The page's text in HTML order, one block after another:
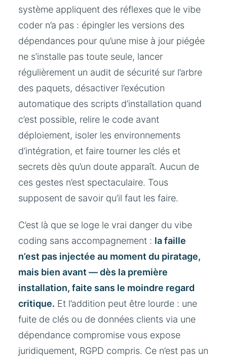
système appliquent des réflexes que le vibe
coder n’a pas : épingler les versions des
dépendances pour qu’une mise à jour piégée
ne s’installe pas toute seule, lancer
régulièrement un audit de sécurité sur l’arbre
des paquets, désactiver l’exécution
automatique des scripts d’installation quand
c’est possible, relire le code avant
déploiement, isoler les environnements
d’intégration, et faire tourner les clés et
secrets dès qu’un doute apparaît. Aucun de
ces gestes n’est spectaculaire. Tous
supposent de savoir qu’il faut les faire.
C’est là que se loge le vrai danger du vibe
coding sans accompagnement : la faille
n’est pas injectée au moment du piratage,
mais bien avant — dès la première
installation, faite sans le moindre regard
critique. Et l’addition peut être lourde : une
fuite de clés ou de données clients via une
dépendance compromise vous expose
juridiquement, RGPD compris. Ce n’est pas un